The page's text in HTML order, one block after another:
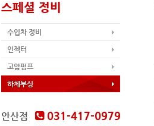
스페셜 정비
수입차 정비
인젝터
고압펌프
하체부싱
안산점 031-417-0979